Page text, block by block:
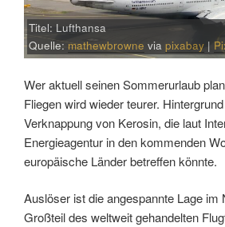
Titel: Lufthansa
Quelle: mathewbrowne viapixabay |
Wer aktuell seinen Sommerurlaub
Fliegen wird wieder teurer.
Verknappung von Kerosin, die laut
Energieagentur in den kommenden
europäische Länder betreffen könnte.
Auslöser ist die angespannte Lage im
Großteil des weltweit gehandelten